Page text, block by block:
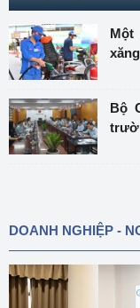
Một
Bộ
DOANH NGHIỆP -